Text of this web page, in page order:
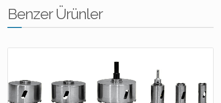
Benzer Ürünler